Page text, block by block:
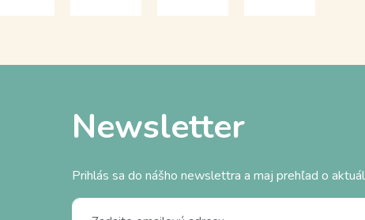
Newsletter
Prihlás sa do nášho newslettra a maj prehľad o